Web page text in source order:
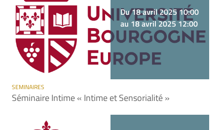
Du 18 avril 2025 10:00
au 18 avril 2025 12:00
SEMINAIRES
Séminaire Intime « Intime et Sensorialité »